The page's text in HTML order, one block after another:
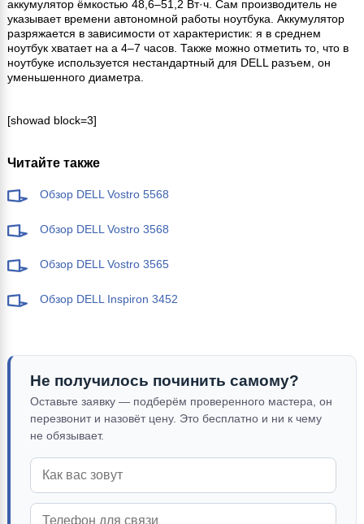
аккумулятор ёмкостью 48,6–51,2 Вт·ч. Сам производитель не
указывает времени автономной работы ноутбука. Аккумулятор
разряжается в зависимости от характеристик: я в среднем
ноутбук хватает на а 4–7 часов. Также можно отметить то, что в
ноутбуке используется нестандартный для DELL разъем, он
уменьшенного диаметра.
[showad block=3]
Читайте также
Обзор DELL Vostro 5568
Обзор DELL Vostro 3568
Обзор DELL Vostro 3565
Обзор DELL Inspiron 3452
Не получилось починить самому?
Оставьте заявку — подберём проверенного мастера, он
перезвонит и назовёт цену. Это бесплатно и ни к чему
не обязывает.